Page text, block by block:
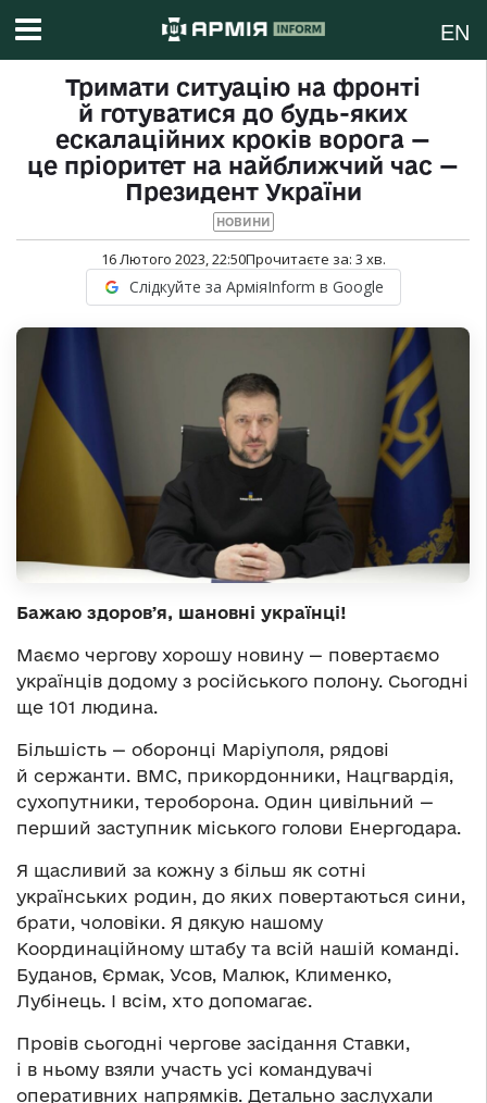
EN
Тримати ситуацію на фронті
й готуватися до будь-яких
ескалаційних кроків ворога —
це пріоритет на найближчий час —
Президент України
НОВИНИ
16 Лютого 2023, 22:50Прочитаєте за: 3 хв.
Слідкуйте за АрміяInform в Google
Бажаю здоровʼя, шановні українці!
Маємо чергову хорошу новину — повертаємо
українців додому з російського полону. Сьогодні
ще 101 людина.
Більшість — оборонці Маріуполя, рядові
й сержанти. ВМС, прикордонники, Нацгвардія,
сухопутники, тероборона. Один цивільний —
перший заступник міського голови Енергодара.
Я щасливий за кожну з більш як сотні
українських родин, до яких повертаються сини,
брати, чоловіки. Я дякую нашому
Координаційному штабу та всій нашій команді.
Буданов, Єрмак, Усов, Малюк, Клименко,
Лубінець. І всім, хто допомагає.
Провів сьогодні чергове засідання Ставки,
і в ньому взяли участь усі командувачі
оперативних напрямків. Детально заслухали